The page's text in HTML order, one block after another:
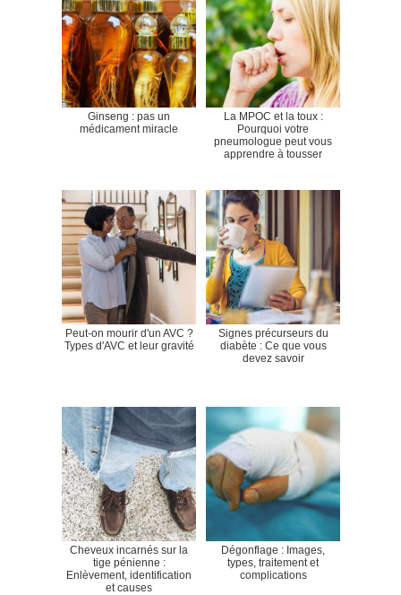
Ginseng : pas un
médicament miracle
La MPOC et la toux :
Pourquoi votre
pneumologue peut vous
apprendre à tousser
Peut-on mourir d'un AVC ?
Types d'AVC et leur gravité
Signes précurseurs du
diabète : Ce que vous
devez savoir
Cheveux incarnés sur la
tige pénienne :
Enlèvement, identification
et causes
Dégonflage : Images,
types, traitement et
complications